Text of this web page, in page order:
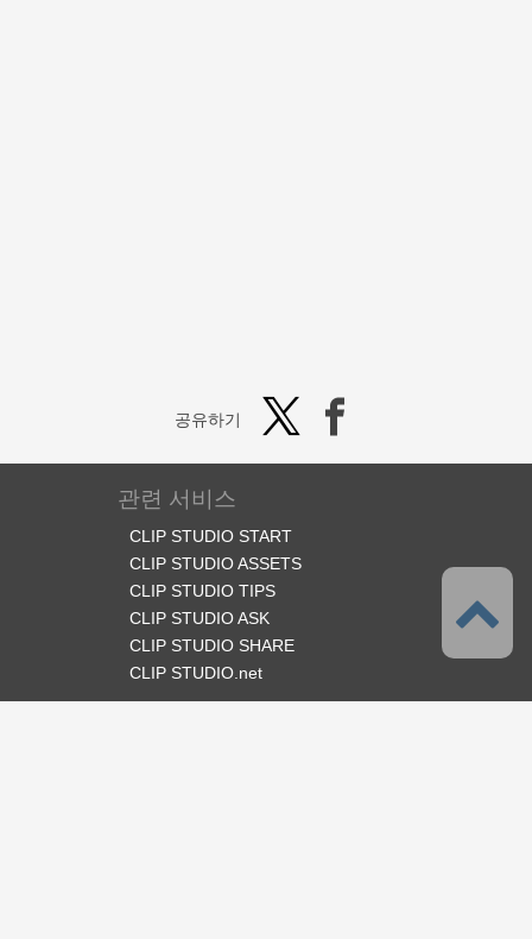
공유하기
관련 서비스
CLIP STUDIO START
CLIP STUDIO ASSETS
CLIP STUDIO TIPS
CLIP STUDIO ASK
CLIP STUDIO SHARE
CLIP STUDIO.net